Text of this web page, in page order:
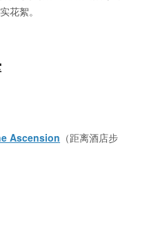
花絮。
Ascension （距离酒店步